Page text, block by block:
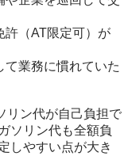
リン代が自己負担で
ソリン代も全額負
しやすい点が大き